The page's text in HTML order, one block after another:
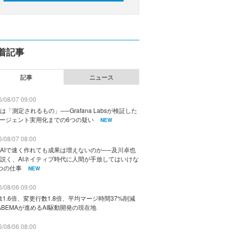
記事
記事 ニュース
08/07 09:00
「測定されるもの」──Grafana Labsが検証した
ジェント実用化までの6つの疑い
NEW
08/07 08:00
で速く作れても成果は増えないのか──及川卓也
く、AIネイティブ時代に人間が手放してはいけな
の仕事
NEW
08/06 09:00
1.6倍、変更行数1.8倍、平均マージ時間37%削減
が進めるAI駆動開発の現在地
08/06 08:00